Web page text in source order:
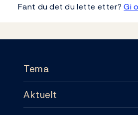
Fant du det du lette etter?Gi
Tema
Tema
Aktuelt